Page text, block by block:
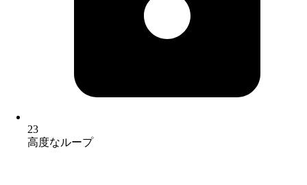
23
高度なループ